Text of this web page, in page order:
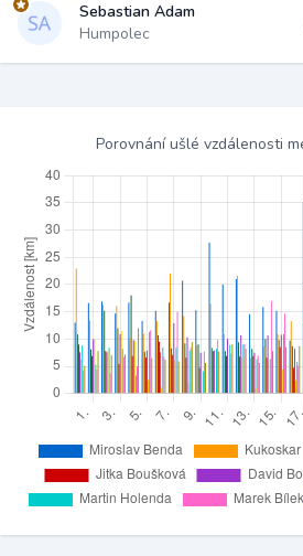
Sebastian Adam
Humpolec
Porovnání ušlé vzdálenosti